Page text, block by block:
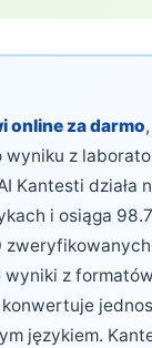
online za darmo
z
Kantesti działa
i osiąga
z
językiem.